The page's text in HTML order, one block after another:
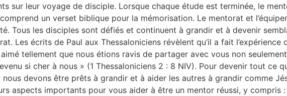
sur leur voyage de disciple. Lorsque chaque étude est terminée, le
un verset biblique pour la mémorisation. Le mentorat et
Tous les disciples sont défiés et continuent à grandir et à devenir
Les écrits de Paul aux Thessaloniciens révèlent qu’il a fait
tellement que nous étions ravis de partager avec vous non
si cher à nous » (1 Thessaloniciens 2 : 8 NIV). Pour devenir tout ce
nous devons être prêts à grandir et à aider les autres à grandir comme
aspects importants pour vous aider à être un mentor réussi, y compris